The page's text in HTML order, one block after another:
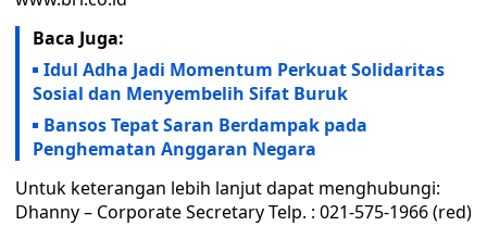
Baca Juga:
Idul Adha Jadi Momentum Perkuat Solidaritas
Sosial dan Menyembelih Sifat Buruk
Bansos Tepat Saran Berdampak pada
Penghematan Anggaran Negara
Untuk keterangan lebih lanjut dapat menghubungi:
Dhanny – Corporate Secretary Telp. : 021-575-1966 (red)